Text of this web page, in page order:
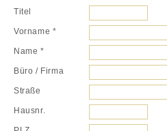
Titel
Vorname *
Name *
Büro / Firma
Straße
Hausnr.